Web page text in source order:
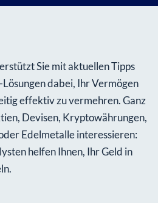
Sie mit aktuellen Tipps
dabei, Ihr Vermögen
effektiv zu vermehren. Ganz
Devisen, Kryptowährungen,
Edelmetalle interessieren:
helfen Ihnen, Ihr Geld in